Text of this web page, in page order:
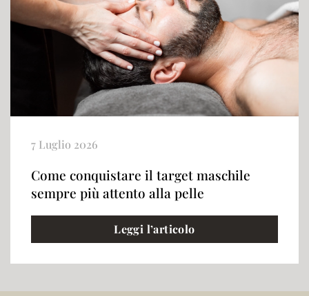
7 Luglio 2026
Come conquistare il target maschile
sempre più attento alla pelle
Leggi l’articolo